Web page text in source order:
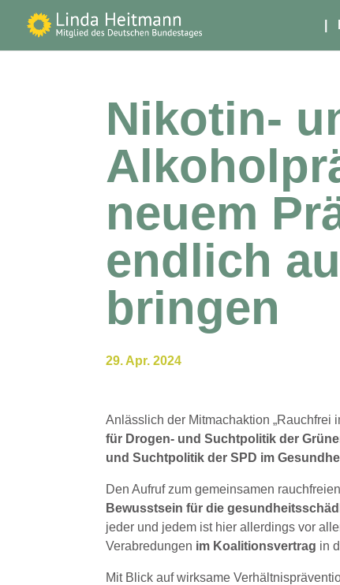
|
Nikotin-
neuem
endlich
bringen
29. Apr. 2024
Anlässlich der Mitmachaktion „Rauchfrei
für Drogen- und Suchtpolitik der
und Suchtpolitik der SPD im
Den Aufruf zum gemeinsamen
Bewusstsein für die
jeder und jedem ist hier allerdings vor
Verabredungen im Koalitionsvertrag in
Mit Blick auf wirksame